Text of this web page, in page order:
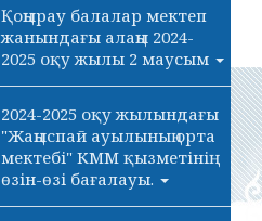
Қоңырау балалар мектеп
жанындағы алаңы 2024-
2025 оқу жылы 2 маусым
2024-2025 оқу жылындағы
"Жаңыспай ауылының орта
мектебі" КММ қызметінің
өзін-өзі бағалауы.